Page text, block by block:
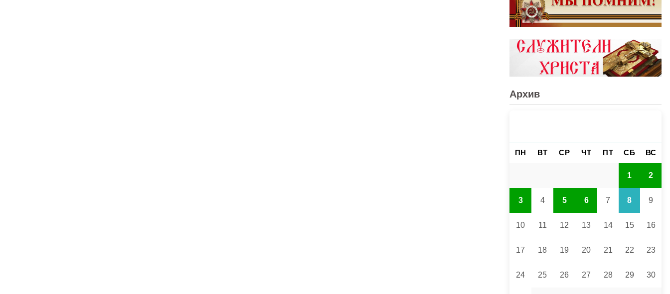
Архив
ПН ВТ СР ЧТ ПТ СБ ВС
1 2
3 4 5 6 7 8 9
10 11 12 13 14 15 16
17 18 19 20 21 22 23
24 25 26 27 28 29 30